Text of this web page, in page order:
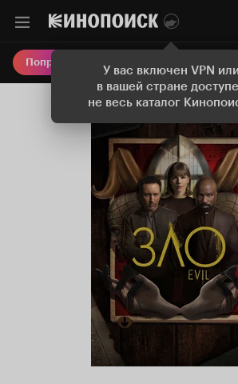
У вас включен VPN или
в вашей стране
не весь каталог
Попробовать Плюс Онлайн-